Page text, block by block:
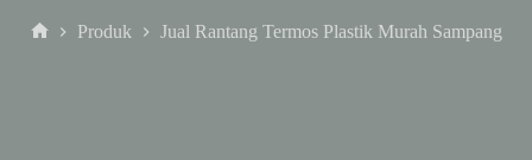
Produk Jual Rantang Termos Plastik Murah Sampang